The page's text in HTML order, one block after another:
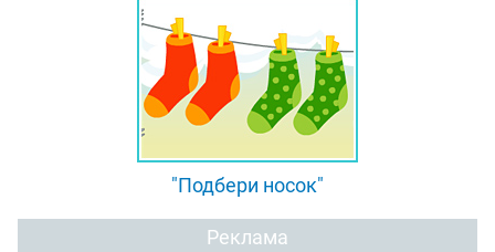
"Подбери носок"
Реклама